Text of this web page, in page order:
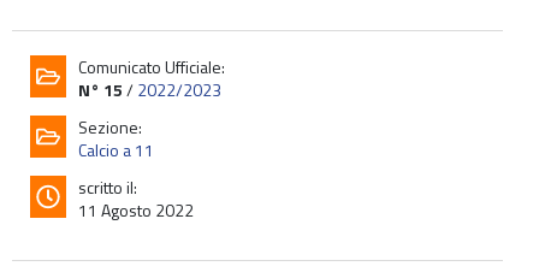
Comunicato Ufficiale:
N° 15/2022/2023
Sezione:
Calcio a 11
scritto il:
11 Agosto 2022